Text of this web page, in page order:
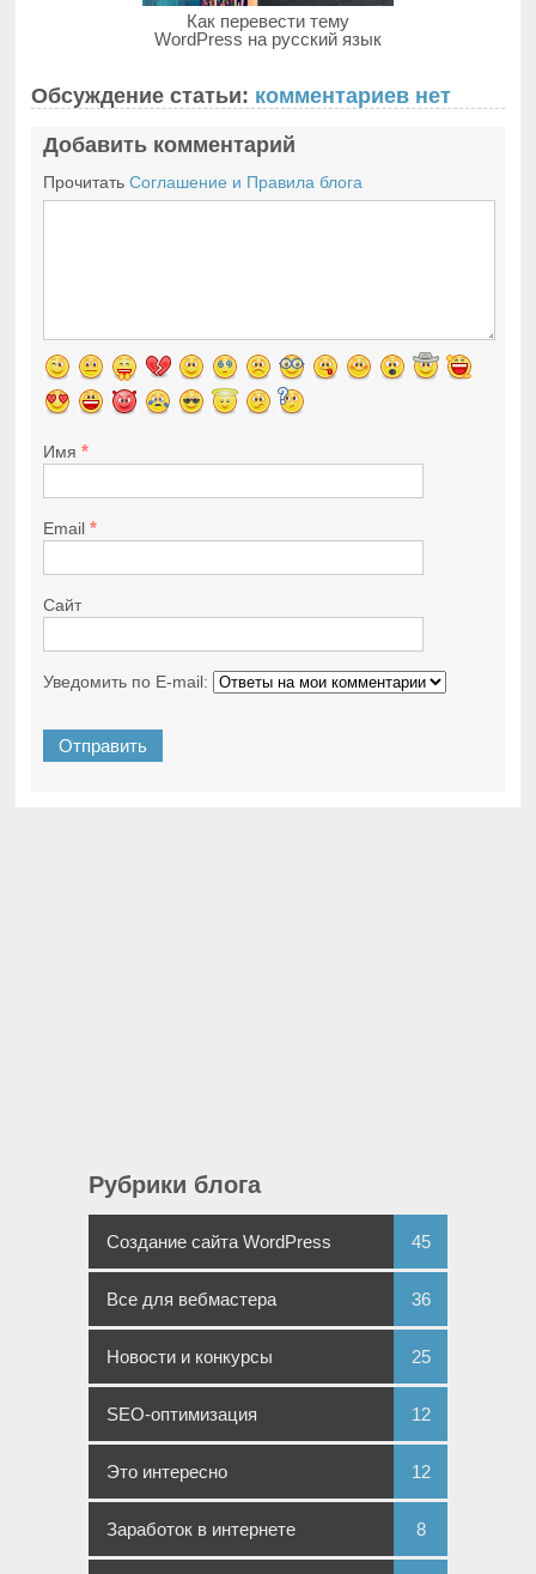
Как перевести тему
WordPress на русский язык
Обсуждение статьи: комментариев нет
Добавить комментарий
ПрочитатьСоглашение и Правила блога
Имя*
Email*
Сайт
Уведомить по E-mail:
Рубрики блога
Создание сайта WordPress 45
Все для вебмастера 36
Новости и конкурсы 25
SEO-оптимизация 12
Это интересно 12
Заработок в интернете 8